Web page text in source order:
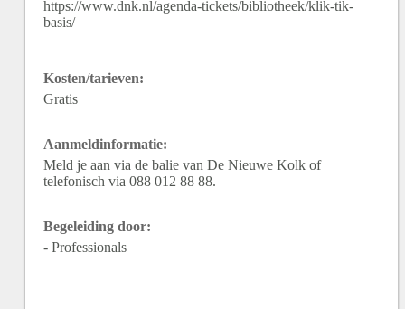
https://www.dnk.nl/agenda-tickets/bibliotheek/klik-tik-
basis/
Kosten/tarieven:
Gratis
Aanmeldinformatie:
Meld je aan via de balie van De Nieuwe Kolk of
telefonisch via 088 012 88 88.
Begeleiding door:
- Professionals